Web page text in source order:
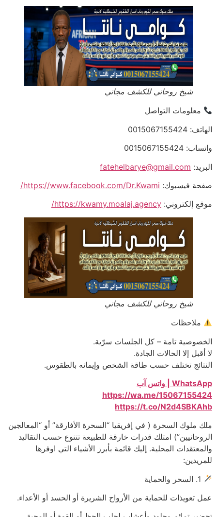
شيخ روحاني للكشف مجاني
معلومات التواصل
الهاتف: 0015067155424
واتساب: 0015067155424
البريد: fatehelbarye@gmail.com
صفحة فيسبوك: https://www.facebook.com/Dr.Kwami/
موقع إلكتروني: https://kwamy.moalaj.agency/
شيخ روحاني للكشف مجاني
ملاحظات
الخصوصية تامة – كل الجلسات سرّية.
لا أقبل إلا الحالات الجادة.
النتائج تختلف حسب طاقة الشخص وإيمانه بالطقوس.
WhatsApp | واتس آب
https://wa.me/15067155424
https://t.co/N2d4SBKAhb
ملك ملوك السحرة ( في إفريقيا “السحرة الأفارقة” أو “المعالجين
الروحانيين”) امتلك قدرات خارقة للطبيعة تتنوع حسب التقاليد
والمعتقدات المحلية. إليك قائمة بأبرز الأشياء التي اوفرها
للمريدين:
عمل تعويذات للحماية من الأرواح الشريرة أو الحسد أو الأعداء.